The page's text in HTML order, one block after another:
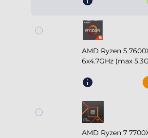
AMD Ryzen 5
6x4.7GHz (max
AMD Ryzen 7